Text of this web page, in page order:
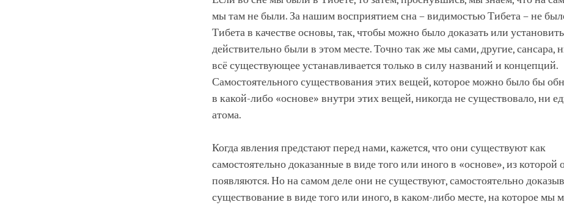
мы там не были. За нашим восприятием сна – видимостью Тибета – не
Тибета в качестве основы, так, чтобы можно было доказать или
действительно были в этом месте. Точно так же мы сами, другие, сансара,
всё существующее устанавливается только в силу названий и концепций.
Самостоятельного существования этих вещей, которое можно было бы
в какой-либо «основе» внутри этих вещей, никогда не существовало, ни
атома.
Когда явления предстают перед нами, кажется, что они существуют как
самостоятельно доказанные в виде того или иного в «основе», из которой
появляются. Но на самом деле они не существуют, самостоятельно
существование в виде того или иного, в каком-либо месте, на которое мы